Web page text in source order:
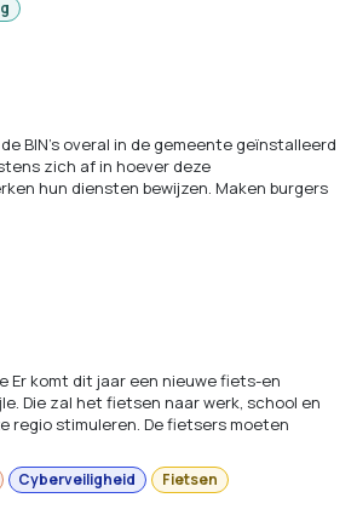
BIN’s overal in de gemeente geïnstalleerd
zich af in hoever deze
hun diensten bewijzen. Maken burgers
Er komt dit jaar een nieuwe fiets-en
Die zal het fietsen naar werk, school en
regio stimuleren. De fietsers moeten
Cyberveiligheid Fietsen